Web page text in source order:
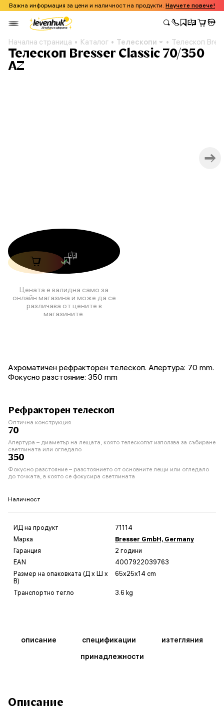
Важна информация за цени и наличност на продукти. Научете повече!
Начална страница Каталог Телескопи Телескоп
Телескоп Bresser Classic 70/350
AZ
Цената е валидна само за
онлайн магазина и може да се
различава от цените в
магазините.
Ахроматичен рефракторен телескоп. Апертура: 70 mm.
Фокусно разстояние: 350 mm
Рефракторен телескоп
Оптична конструкция
70
Апертура – диаметър на лещата, която телескопът използва за събиране
светлината или огледало
350
Фокусно разстояние – разстоянието от основните лещи или огледало
до точката, в която се фокусира светлината
Наличност
ИД на продукт
71114
Марка
Bresser GmbH, Germany
Гаранция
2 години
EAN
4007922039763
Размер на опаковката (Д x Ш x
В)
65x25x14 cm
Транспортно тегло 3.6 kg
описание спецификации
изтегляния
принадлежности
Описание